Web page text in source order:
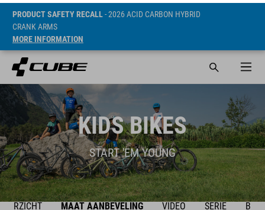
PRODUCT SAFETY RECALL
- 2026 ACID CARBON HYBRID
CRANK ARMS
MORE INFORMATION
KIDS BIKES
START 'EM YOUNG
MAAT AANBEVELING VIDEO SERIE